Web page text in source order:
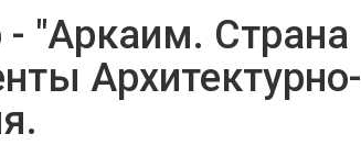
- "Аркаим. Страна
Архитектурно-